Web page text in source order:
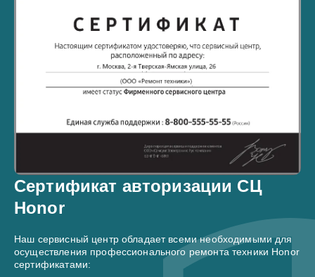
Сертификат авторизации СЦ
Honor
Наш сервисный центр обладает всеми необходимыми для
осуществления профессионального ремонта техники Honor
сертификатами: